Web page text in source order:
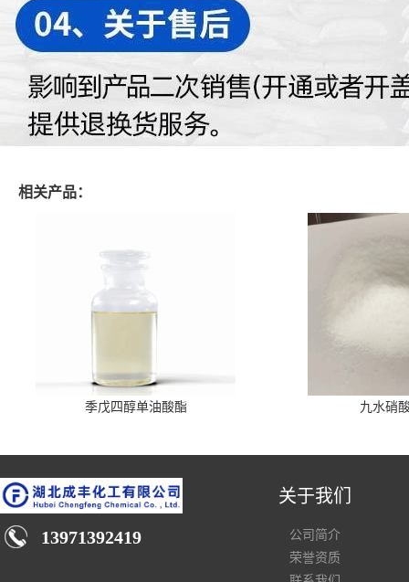
相关产品：
季戊四醇单油酸酯 九水硝
13971392419
关于我们
公司简介
荣誉资质